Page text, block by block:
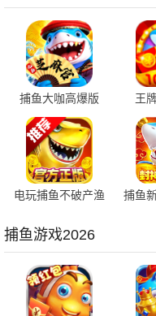
捕鱼大咖高爆版
152 官方版
王
电玩捕鱼不破产渔
捕鱼
捕鱼游戏2026